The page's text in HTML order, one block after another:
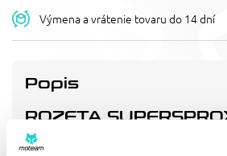
Výmena a vrátenie tovaru do 14 dní
Popis
ROZETA
RST-210:46-GLD
Patentované řešení pro dlouhou